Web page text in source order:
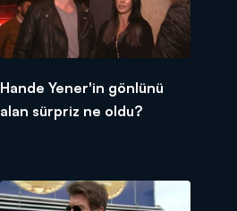
Hande Yener'in gönlünü
alan sürpriz ne oldu?